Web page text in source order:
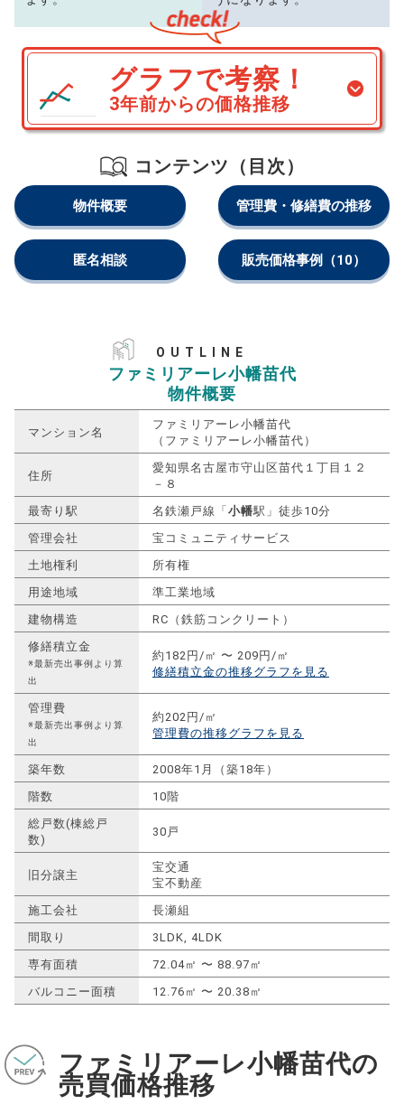
グラフで考察！
3年前からの価格推移
コンテンツ（目次）
物件概要 管理費・修繕費の推移
匿名相談 販売価格事例 （10）
OUTLINE
ファミリアーレ小幡苗代
物件概要
マンション名
ファミリアーレ小幡苗代
（ファミリアーレ小幡苗代）
住所
愛知県名古屋市守山区苗代１丁目１２
－８
最寄り駅
名鉄瀬戸線「小幡駅」徒歩10分
管理会社
宝コミュニティサービス
土地権利
所有権
用途地域
準工業地域
建物構造
RC（鉄筋コンクリート）
修繕積立金
※最新売出事例より算
出
約182円/㎡ 〜 209円/㎡
修繕積立金の推移グラフを見る
管理費
※最新売出事例より算
出
約202円/㎡
管理費の推移グラフを見る
築年数
2008年1月（築18年）
階数
10階
総戸数(棟総戸
数)
30戸
旧分譲主
宝交通
宝不動産
施工会社
長瀬組
間取り
3LDK, 4LDK
専有面積
72.04㎡ 〜 88.97㎡
バルコニー面積
12.76㎡ 〜 20.38㎡
ファミリアーレ小幡苗代の
売買価格推移